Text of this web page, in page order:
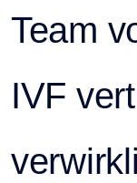
Team
IVF